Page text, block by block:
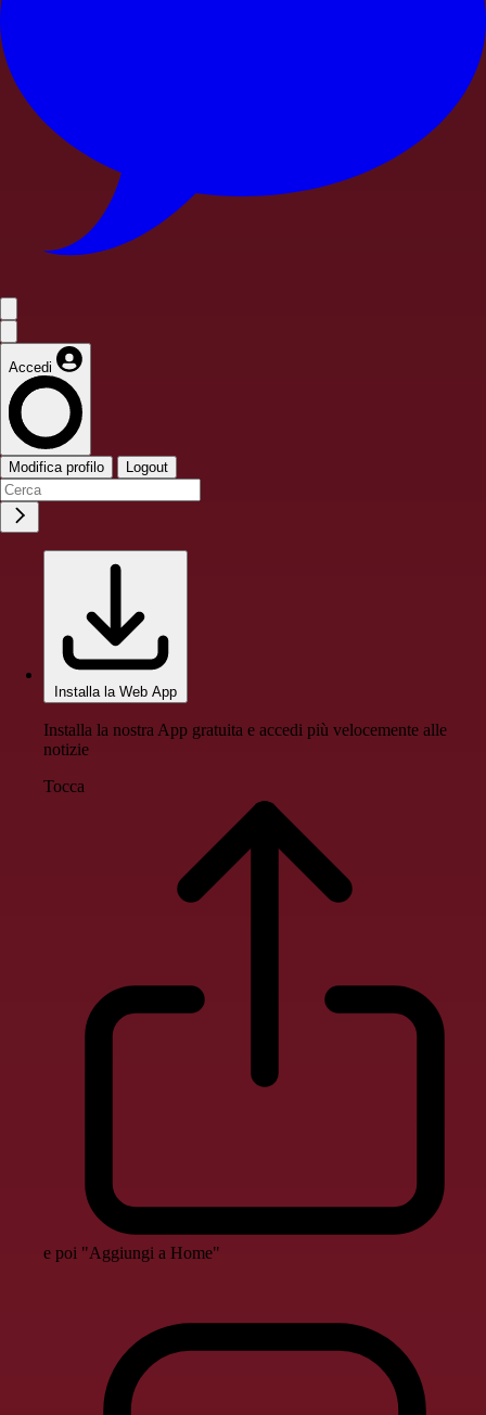
Accedi
Modifica profilo Logout
Installa la Web App
Installa la nostra App gratuita e accedi più velocemente alle
notizie
Tocca
e poi "Aggiungi a Home"